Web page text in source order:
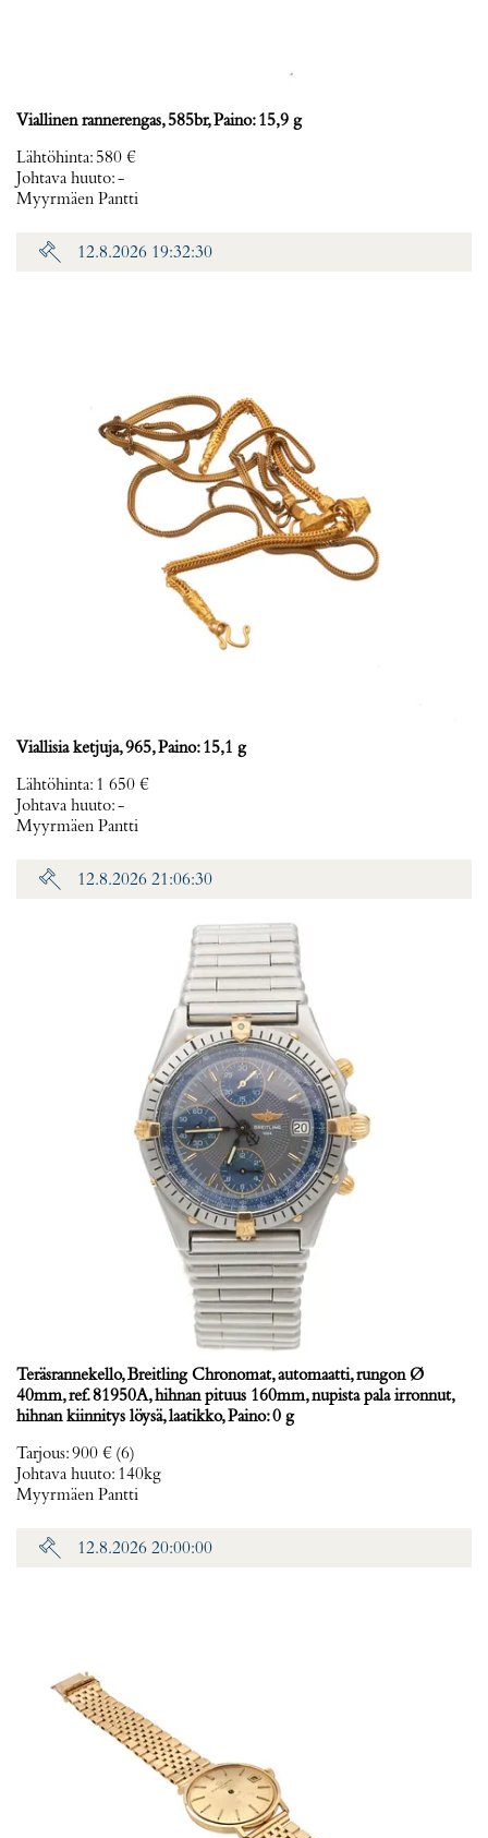
Viallinen rannerengas, 585br, Paino: 15,9 g
Lähtöhinta: 580 €
Johtava huuto:-
Myyrmäen Pantti
12.8.2026 19:32:30
Viallisia ketjuja, 965, Paino: 15,1 g
Lähtöhinta: 1 650 €
Johtava huuto:-
Myyrmäen Pantti
12.8.2026 21:06:30
Teräsrannekello, Breitling Chronomat, automaatti, rungon Ø
40mm, ref. 81950A, hihnan pituus 160mm, nupista pala irronnut,
hihnan kiinnitys löysä, laatikko, Paino: 0 g
Tarjous:900 € (6)
Johtava huuto: 140kg
Myyrmäen Pantti
12.8.2026 20:00:00